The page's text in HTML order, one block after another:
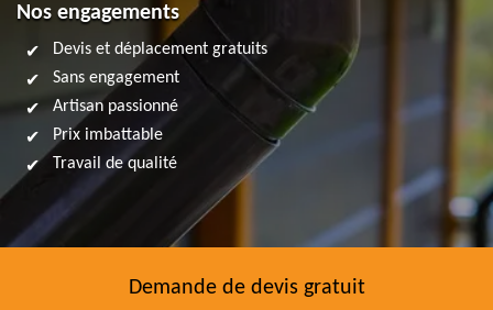
Nos engagements
Devis et déplacement gratuits
Sans engagement
Artisan passionné
Prix imbattable
Travail de qualité
Demande de devis gratuit